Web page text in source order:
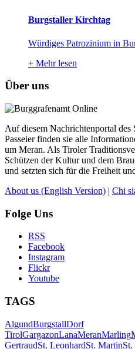
Burgstaller Kirchtag
Würdiges Patrozinium in
+ Mehr lesen
Über uns
Auf diesem Nachrichtenportal
Passeier finden sie alle
um Meran. Als Tiroler
Schützen der Kultur und dem
und setzten sich für die Freiheit
About us (English Version) | Chi
Folge Uns
RSS
Facebook
Instagram
Flickr
Youtube
TAGS
AlgundBurgstallDorf
TirolGargazonLanaMeranMarling
GertraudSt. LeonhardSt. Martin